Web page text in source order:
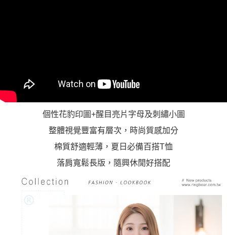
個性花豹印圖+醒目亮片字母及刺繡小圖
整體視覺豐富有層次，時尚質感加分
棉質舒適輕薄，夏日必備百搭T恤
落肩寬鬆長版，隨興休閒好搭配